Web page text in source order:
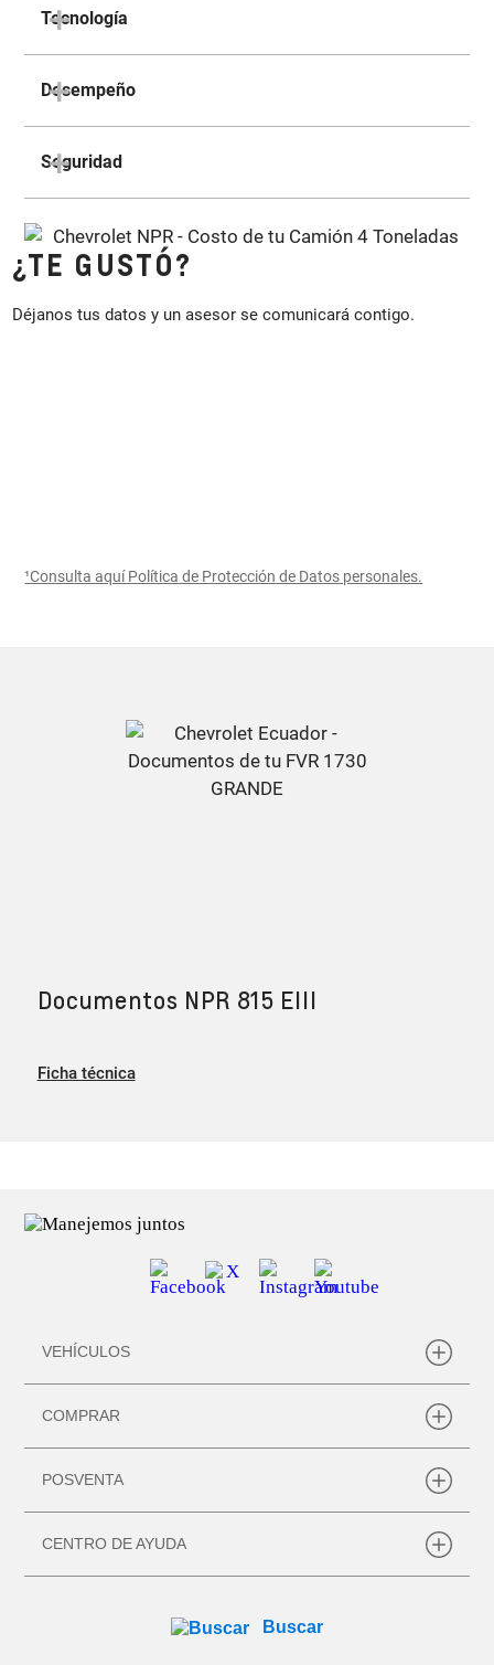
Tecnología
Desempeño
Seguridad
¿TE GUSTÓ?
Déjanos tus datos y un asesor se comunicará contigo.
¹Consulta aquí Política de Protección de Datos personales.
Documentos NPR 815 EIII
Ficha técnica